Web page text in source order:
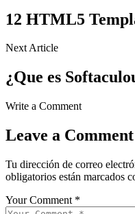
12 HTML5
Next Article
¿Que es
Write a Comment
Leave a Comment
Tu dirección de correo
obligatorios están marcados
Your Comment *